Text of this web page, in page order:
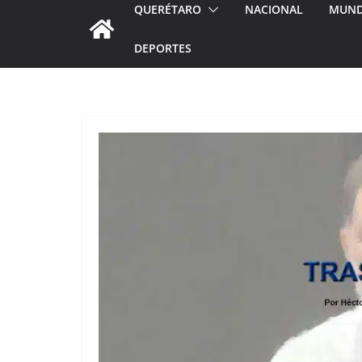
QUERÉTARO NACIONAL
DEPORTES